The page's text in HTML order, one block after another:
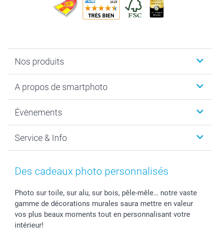
Nos produits
Cadeaux photo
MyNameBook
Développement photo & Tirage photo
Cadres photo & accessoires déco
Stickers & Etiquettes
Chèque Cadeau
A propos de smartphoto
Durabilité
Gestion des cookies
Mentions Légales
Affiliation
Investor Relations
B2B smartbusiness
Évènements
Nouvel An
Fête des Mères
Confirmation ou communion
Mariage
Fête d'anniversaire
Service & Info
Tarifs et frais de livraison
Livraison en 48 heures
Modes de Paiement
Identifiez-vous
Des cadeaux photo personnalisés
Photo sur toile, sur alu, sur bois, pêle-mêle… notre vaste
gamme de décorations murales saura mettre en valeur
vos plus beaux moments tout en personnalisant votre
intérieur!